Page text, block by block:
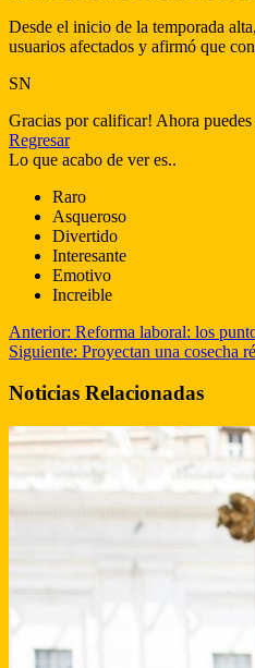
Desde el inicio de la temporada
usuarios afectados y afirmó que
SN
Gracias por calificar! Ahora
Regresar
Lo que acabo de ver es..
Raro
Asqueroso
Divertido
Interesante
Emotivo
Increible
Anterior: Reforma laboral: los
Siguiente: Proyectan una cosecha
Noticias Relacionadas